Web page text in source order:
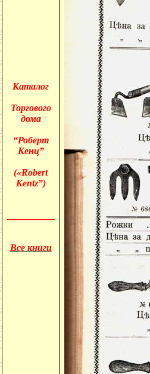
Каталог
Торгового
дома
“Роберт
Кенц”
(«Robert
Kentz”)
Все книги